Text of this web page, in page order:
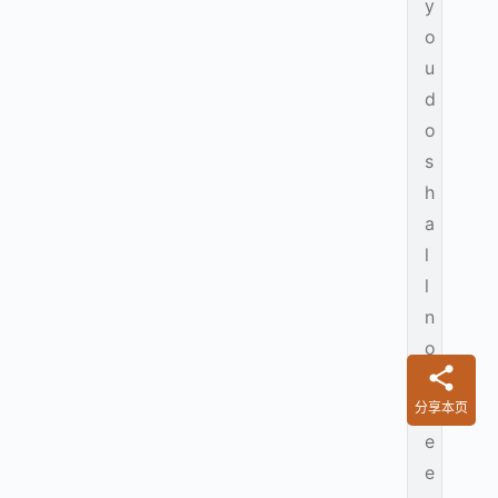
y
o
u
d
o
s
h
a
l
l
n
o
t
b
e
e
分享本页